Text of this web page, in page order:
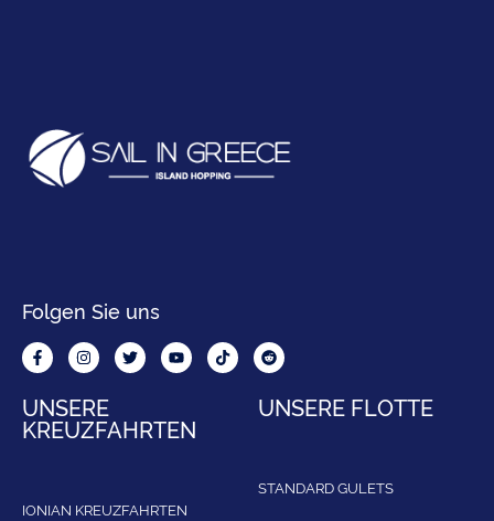
Folgen Sie uns
UNSERE
KREUZFAHRTEN
IONIAN KREUZFAHRTEN
UNSERE FLOTTE
STANDARD GULETS